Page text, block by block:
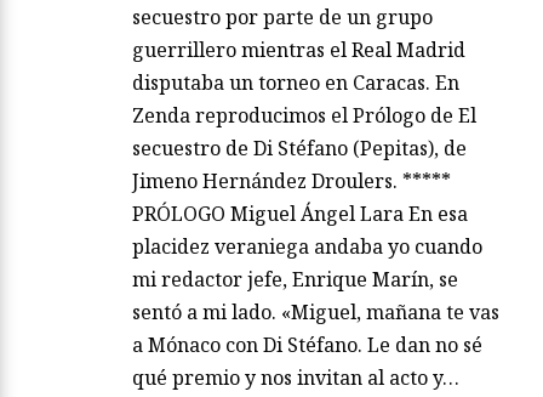
secuestro por parte de un grupo
guerrillero mientras el Real Madrid
disputaba un torneo en Caracas. En
Zenda reproducimos el Prólogo de El
secuestro de Di Stéfano (Pepitas), de
Jimeno Hernández Droulers. *****
PRÓLOGO Miguel Ángel Lara En esa
placidez veraniega andaba yo cuando
mi redactor jefe, Enrique Marín, se
sentó a mi lado. «Miguel, mañana te vas
a Mónaco con Di Stéfano. Le dan no sé
qué premio y nos invitan al acto y…